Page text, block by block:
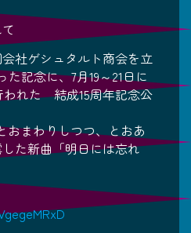
社ゲシュタルト商会を立
記念に、7月19～21日に
われた 結成15周年記念公
おまわりしつつ、とおあ
た新曲「明日には忘れ